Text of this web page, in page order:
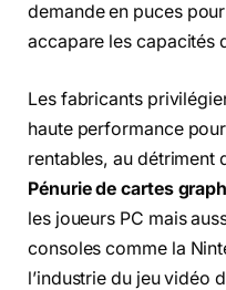
demande en puces
accapare les capacités
Les fabricants
haute performance
rentables, au détriment
Pénurie de cartes
les joueurs PC mais
consoles comme la
l’industrie du jeu vidéo